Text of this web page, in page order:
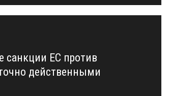
санкции ЕС против
действенными